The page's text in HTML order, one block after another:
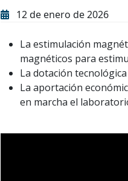
Patronato
Gerencia
de Salud Carlos III
Equipo
Plataforma de Evaluación
Plataforma de Base de
FluiDx-AD
Histórico de
Empleo
Bolsa de empleo
Amigos de la Fundación
Regala investigación en
Hazte voluntario
Agenda
Nuestros congresos
Calendario
CIEN en los medios
12 de enero de 2026
La estimulación
magnéticos para
La dotación
La aportación
en marcha el